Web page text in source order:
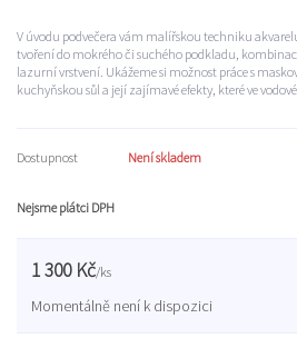
V úvodu podvečera vám malířskou techniku
tvoření do mokrého či suchého podkladu,
lazurní vrstvení. Ukážeme si možnost práce s
kuchyňskou sůl a její zajímavé efekty, které ve vodové
Dostupnost Není skladem
Nejsme plátci DPH
1 300 Kč/ks
Momentálně není k dispozici